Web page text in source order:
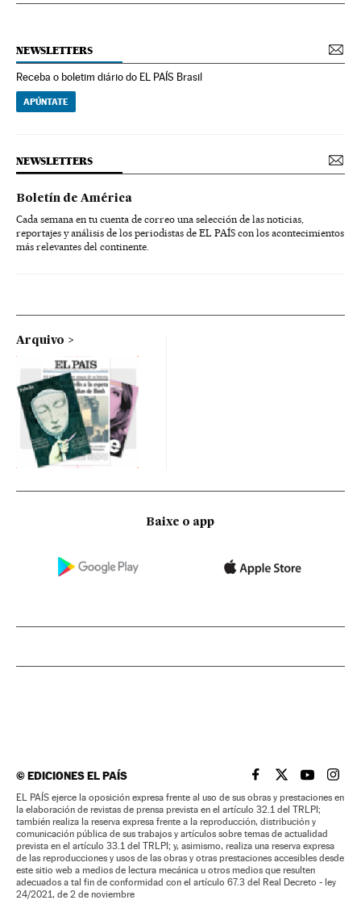
NEWSLETTERS
Receba o boletim diário do EL PAÍS Brasil
APÚNTATE
NEWSLETTERS
Boletín de América
Cada semana en tu cuenta de correo una selección de las noticias,
reportajes y análisis de los periodistas de EL PAÍS con los acontecimientos
más relevantes del continente.
Arquivo
Baixe o app
©EDICIONES EL PAÍS EL PAÍS BRASIL EN
EL PAÍSEL PAÍS
EL
EL PAÍS ejerce la oposición expresa frente al uso de sus obras y prestaciones en
la elaboración de revistas de prensa prevista en el artículo 32.1 del TRLPI;
también realiza la reserva expresa frente a la reproducción, distribución y
comunicación pública de sus trabajos y artículos sobre temas de actualidad
prevista en el artículo 33.1 del TRLPI; y, asimismo, realiza una reserva expresa
de las reproducciones y usos de las obras y otras prestaciones accesibles desde
este sitio web a medios de lectura mecánica u otros medios que resulten
adecuados a tal fin de conformidad con el artículo 67.3 del Real Decreto - ley
24/2021, de 2 de noviembre